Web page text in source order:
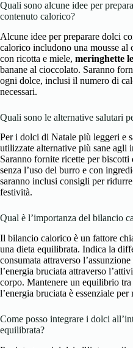
Quali sono alcune idee per
contenuto calorico?
Alcune idee per preparare dolci
calorico includono una mousse al
con ricotta e miele, meringhette
banane al cioccolato. Saranno
ogni dolce, inclusi il numero di
necessari.
Quali sono le alternative salutari
Per i dolci di Natale più leggeri e
utilizzate alternative più sane agli
Saranno fornite ricette per
senza l’uso del burro e con
saranno inclusi consigli per
festività.
Qual è l’importanza del bilancio
Il bilancio calorico è un fattore
una dieta equilibrata. Indica la
consumata attraverso
l’energia bruciata attraverso
corpo. Mantenere un equilibrio tra
l’energia bruciata è essenziale per
Come posso integrare i dolci
equilibrata?